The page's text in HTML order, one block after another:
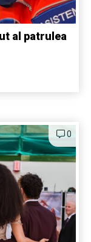
al patrulea
0